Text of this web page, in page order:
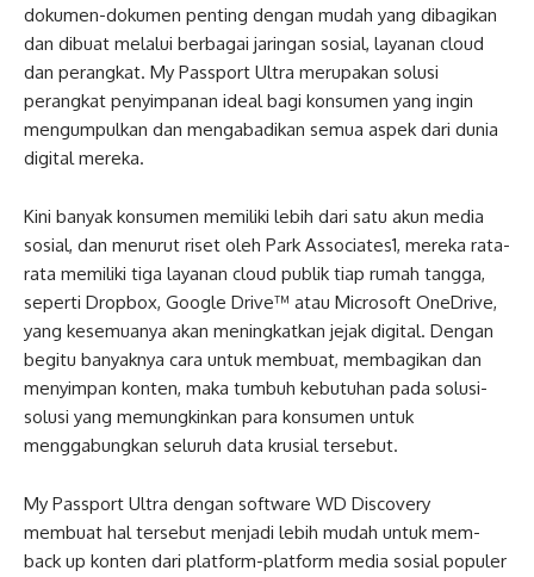
dokumen-dokumen penting dengan mudah yang dibagikan
dan dibuat melalui berbagai jaringan sosial, layanan cloud
dan perangkat. My Passport Ultra merupakan solusi
perangkat penyimpanan ideal bagi konsumen yang ingin
mengumpulkan dan mengabadikan semua aspek dari dunia
digital mereka.
Kini banyak konsumen memiliki lebih dari satu akun media
sosial, dan menurut riset oleh Park Associates1, mereka rata-
rata memiliki tiga layanan cloud publik tiap rumah tangga,
seperti Dropbox, Google Drive™ atau Microsoft OneDrive,
yang kesemuanya akan meningkatkan jejak digital. Dengan
begitu banyaknya cara untuk membuat, membagikan dan
menyimpan konten, maka tumbuh kebutuhan pada solusi-
solusi yang memungkinkan para konsumen untuk
menggabungkan seluruh data krusial tersebut.
My Passport Ultra dengan software WD Discovery
membuat hal tersebut menjadi lebih mudah untuk mem-
back up konten dari platform-platform media sosial populer